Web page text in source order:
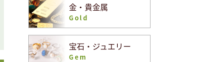
金・貴金属
Gold
宝石・ジュエリー
Gem